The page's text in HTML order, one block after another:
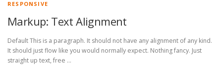
RESPONSIVE
Markup: Text Alignment
Default This is a paragraph. It should not have any alignment of any kind.
It should just flow like you would normally expect. Nothing fancy. Just
straight up text, free …